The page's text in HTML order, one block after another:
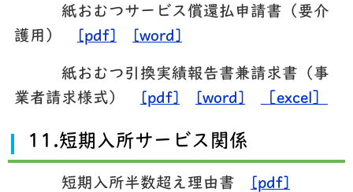
紙おむつサービス償還払申請書（要介
護用）
[pdf] [word]
紙おむつ引換実績報告書兼請求書（事
業者請求様式）
[pdf] [word] ［excel］
11.短期入所サービス関係
短期入所半数超え理由書
[pdf]